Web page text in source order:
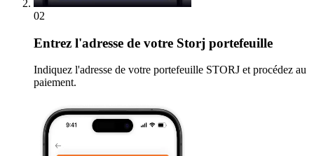
02
Entrez l'adresse de votre Storj portefeuille
Indiquez l'adresse de votre portefeuille STORJ et procédez au
paiement.